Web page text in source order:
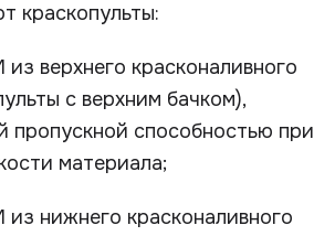
краскопульты:
верхнего красконаливного
с верхним бачком),
пропускной способностью при
материала;
нижнего красконаливного